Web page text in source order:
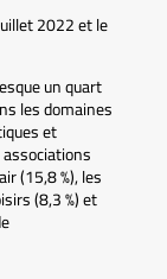
2022 et le
un quart
les domaines
et
(15,8 %), les
(8,3 %) et